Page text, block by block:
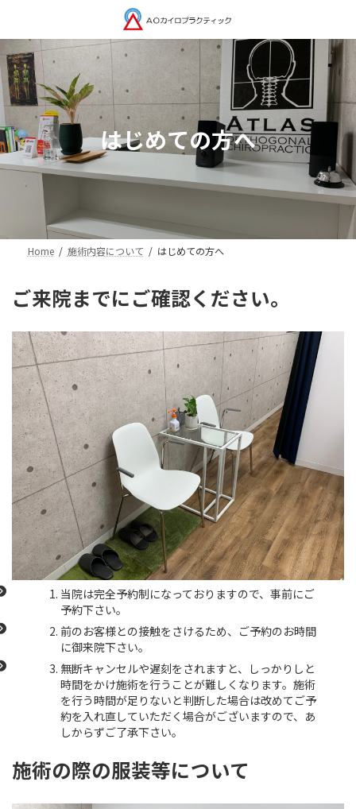
テ
ン
ツ
へ
ス
キ
ッ
プ
ゲ
ー
シ
ョ
ン
に
移
動
はじめての方へ
Home 施術内容について はじめての方へ
ご来院までにご確認ください。
当院は完全予約制になっておりますので、事前にご
予約下さい。
前のお客様との接触をさけるため、ご予約のお時間
に御来院下さい。
無断キャンセルや遅刻をされますと、しっかりしと
時間をかけ施術を行うことが難しくなります。施術
を行う時間が足りないと判断した場合は改めてご予
約を入れ直していただく場合がございますので、あ
しからずご了承下さい。
施術の際の服装等について